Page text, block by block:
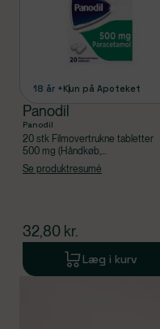
18 år +Kun på Apoteket
Panodil
Panodil
20 stk Filmovertrukne tabletter
500 mg (Håndkøb,
apoteksforbeholdt), Paracetamol
Se produktresumé
$nuværende pris
32,80 kr.
Læg i kurv